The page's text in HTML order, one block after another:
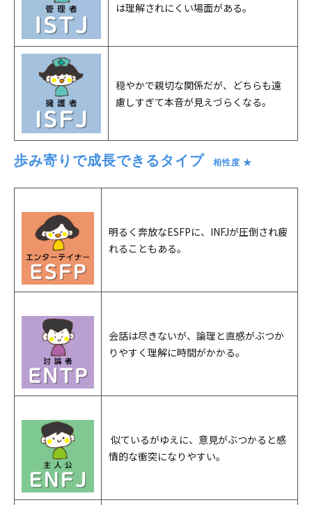
は理解されにくい場面がある。
穏やかで親切な関係だが、どちらも遠
慮しすぎて本音が見えづらくなる。
歩み寄りで成長できるタイプ 相性度 ★
明るく奔放なESFPに、INFJが圧倒され疲
れることもある。
会話は尽きないが、論理と直感がぶつか
りやすく理解に時間がかかる。
似ているがゆえに、意見がぶつかると感
情的な衝突になりやすい。